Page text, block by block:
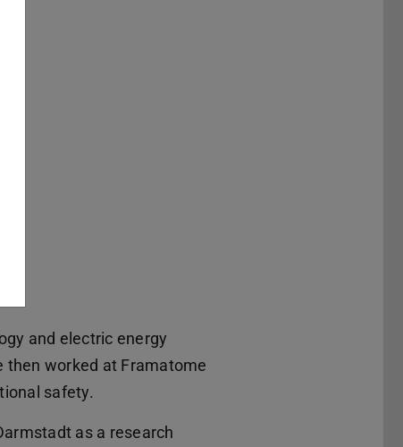
and electric energy
then worked at Framatome
safety.
as a research